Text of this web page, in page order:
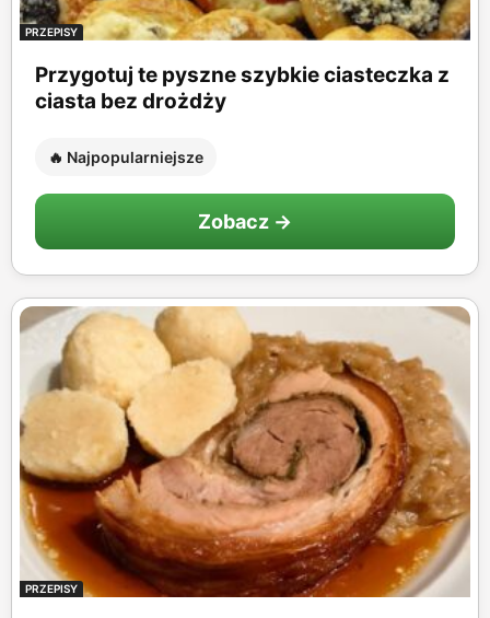
PRZEPISY
Przygotuj te pyszne szybkie ciasteczka z
ciasta bez drożdży
🔥 Najpopularniejsze
Zobacz →
PRZEPISY